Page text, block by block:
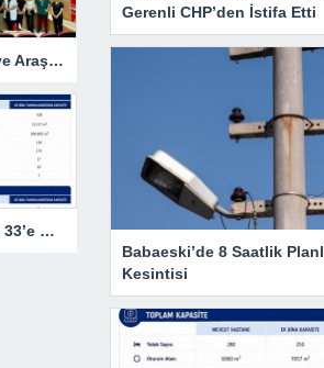
Kırklareli Eğitim ve Araştırma Hastanesi’nde Eğitim Planlaması Masaya Yatırıldı
Çalışmalar Yüzde 33’e Ulaştı
Gerenli CHP’den İstifa Etti
Babaeski’de 8 Saatlik
Kesintisi